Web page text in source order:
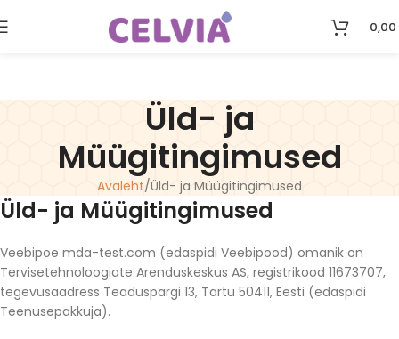
0,00
Üld- ja
Müügitingimused
Avaleht Üld- ja Müügitingimused
Üld- ja Müügitingimused
Veebipoe mda-test.com (edaspidi Veebipood) omanik on
Tervisetehnoloogiate Arenduskeskus AS, registrikood 11673707,
tegevusaadress Teaduspargi 13, Tartu 50411, Eesti (edaspidi
Teenusepakkuja).